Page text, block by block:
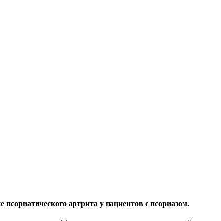
артрита у пациентов с псориазом.